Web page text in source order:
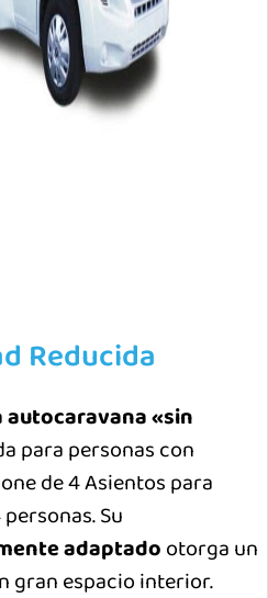
Reducida
autocaravana «sin
para personas con
de 4 Asientos para
Su
adaptadootorga un
gran espacio interior.